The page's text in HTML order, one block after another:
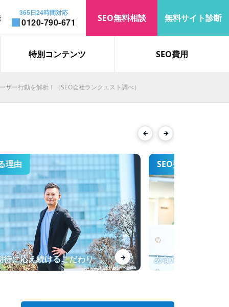
365日24時間対応
0120-790-671 SEO無料相談 無料サイト診断
特別コンテンツ SEO費用
「遮熱」で上位表示を獲得｜検
索表示回数・オーガニック流入
「ロブロックス 制作会社」で検
索2位を獲得した、SEO対策の
事例
【インタビュー】一般キーワー
ドからの流入が飛躍的に増加！
ー行動を解析！（SEO会社ランクエスト調べ）
Previous
理由
待に応え続けるこだわり →
SEO費用
あなたの会社専用
Next